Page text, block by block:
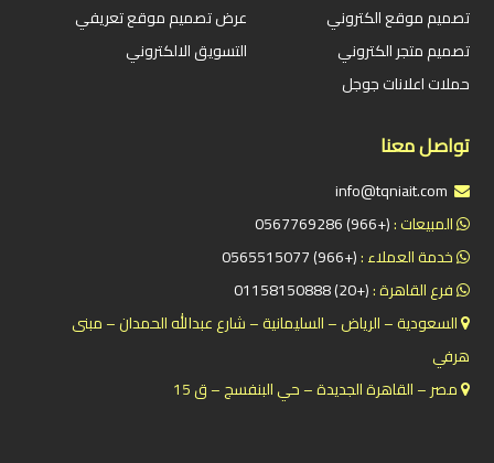
تصميم موقع الكتروني
تصميم متجر الكتروني
حملات اعلانات جوجل
عرض تصميم موقع تعريفي
التسويق الالكتروني
تواصل معنا
المبيعات :(+966) 0567769286
خدمة العملاء :(+966) 0565515077
فرع القاهرة :(+20) 01158150888
السعودية – الرياض – السليمانية – شارع عبدالله الحمدان – مبنى
هرفي
مصر – القاهرة الجديدة – حي البنفسج – ق 15